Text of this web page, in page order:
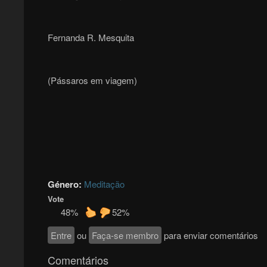
Fernanda R. Mesquita
(Pássaros em viagem)
Género: Meditação
Vote
48%
52%
Entre ou Faça-se membro para enviar comentários
Comentários